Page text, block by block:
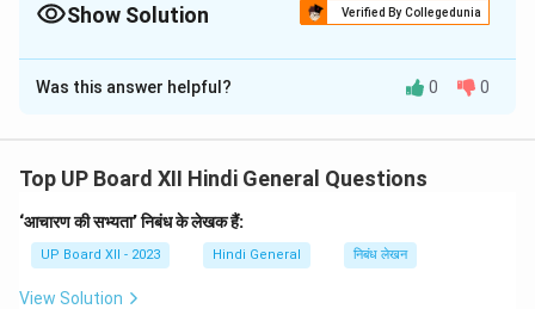
Show Solution Verified By Collegedunia
Solution and Explanation
धर्म का ध्यान और धारणा मध्यम मार्ग पर चलने वाले के लिए आवश्यक
Download Solution in PDF
Was this answer helpful? 0 0
Top UP Board XII Hindi General Questions
‘आचारण की सभ्यता’ निबंध के लेखक हैं:
UP Board XII - 2023 Hindi General निबंध लेखन
View Solution